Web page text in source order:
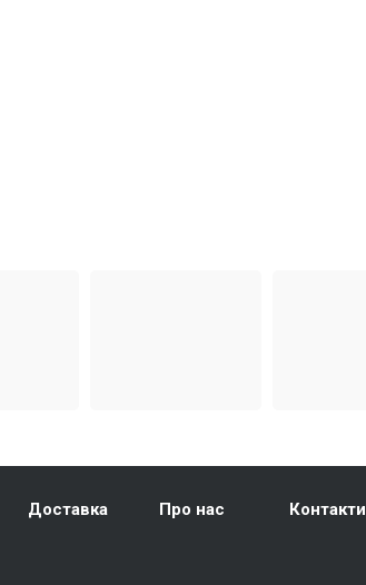
Доставка Про нас Контакти